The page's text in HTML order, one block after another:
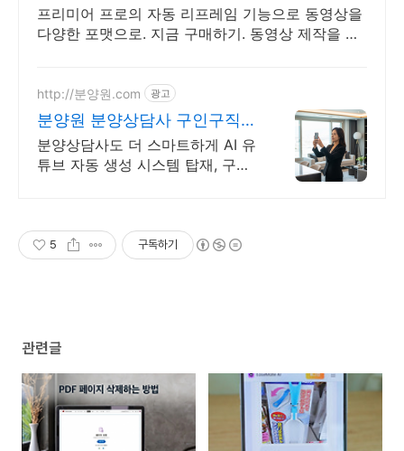
프리미어 프로의 자동 리프레임 기능으로 동영상을
다양한 포맷으로. 지금 구매하기. 동영상 제작을 위
http://분양원.com 광고
분양원 분양상담사 구인구직
플랫폼
분양상담사도 더 스마트하게 AI 유
튜브 자동 생성 시스템 탑재, 구인
5 구독하기
관련글